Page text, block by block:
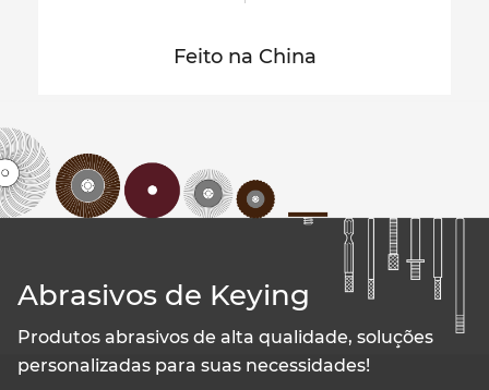
Feito na China
Abrasivos de Keying
Produtos abrasivos de alta qualidade, soluções
personalizadas para suas necessidades!